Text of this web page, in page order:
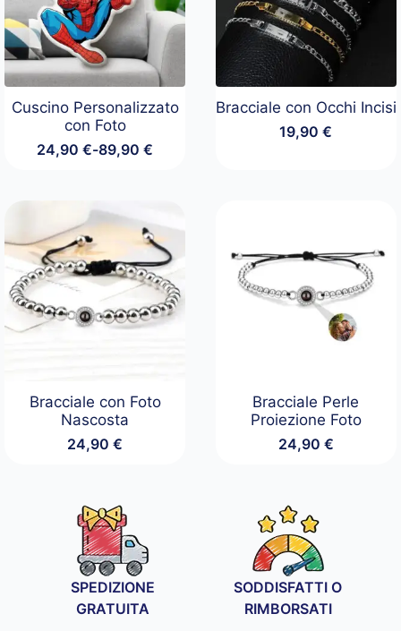
Cuscino Personalizzato
con Foto
24,90€-89,90€
Fascia
da
24,90 €
a
89,90 €
Bracciale con Occhi Incisi
19,90€
Bracciale con Foto
Nascosta
24,90€
Bracciale Perle
Proiezione Foto
24,90 €
SPEDIZIONE
GRATUITA
SODDISFATTI O
RIMBORSATI